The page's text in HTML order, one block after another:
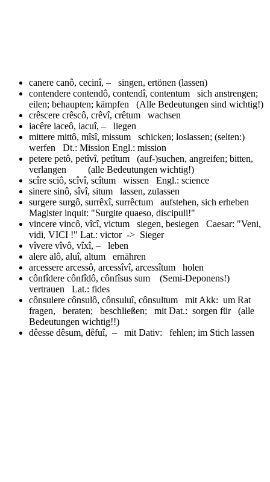
canere canô, cecinî, – singen, ertönen (lassen)
contendere contendô, contendî, contentum sich anstrengen;
eilen; behaupten; kämpfen (Alle Bedeutungen sind wichtig!)
crêscere crêscô, crêvî, crêtum wachsen
iacêre iaceô, iacuî, – liegen
mittere mittô, mîsî, missum schicken; loslassen; (selten:)
werfen Dt.: Mission Engl.: mission
petere petô, petîvî, petîtum (auf-)suchen, angreifen; bitten,
verlangen (alle Bedeutungen wichtig!)
scîre sciô, scîvî, scîtum wissen Engl.: science
sinere sinô, sîvî, situm lassen, zulassen
surgere surgô, surrêxî, surrêctum aufstehen, sich erheben
Magister inquit: "Surgite quaeso, discipuli!"
vincere vincô, vîcî, victum siegen, besiegen Caesar: "Veni,
vidi, VICI !" Lat.: victor -> Sieger
vîvere vîvô, vîxî, – leben
alere alô, aluî, altum ernähren
arcessere arcessô, arcessîvî, arcessîtum holen
cônfîdere cônfîdô, cônfîsus sum (Semi-Deponens!)
vertrauen Lat.: fides
cônsulere cônsulô, cônsuluî, cônsultum mit Akk: um Rat
fragen, beraten; beschließen; mit Dat.: sorgen für (alle
Bedeutungen wichtig!!)
dêesse dêsum, dêfuî, – mit Dativ: fehlen; im Stich lassen